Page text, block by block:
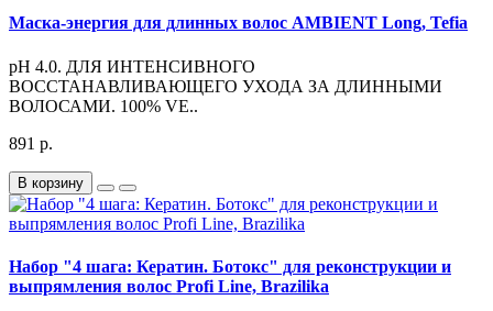
Маска-энергия для длинных волос AMBIENT Long, Tefia
pH 4.0. ДЛЯ ИНТЕНСИВНОГО
ВОССТАНАВЛИВАЮЩЕГО УХОДА ЗА ДЛИННЫМИ
ВОЛОСАМИ. 100% VE..
891 р.
В корзину
Набор "4 шага: Кератин. Ботокс" для реконструкции и
выпрямления волос Profi Line, Brazilika